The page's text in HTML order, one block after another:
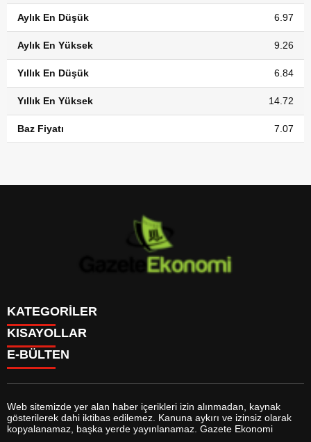
Aylık En Düşük 6.97
Aylık En Yüksek 9.26
Yıllık En Düşük 6.84
Yıllık En Yüksek 14.72
Baz Fiyatı 7.07
KATEGORİLER
GÜNDEM
DÜNYA
SİYASET
MAGAZİN
SAĞLIK
EĞİTİM
YAŞAM
KISAYOLLAR
BURÇLAR
FİKSTÜR
FİRMA EKLE
FİRMA REHBERİ
E-BÜLTEN
gazeteekonomi.com e-bültenine abone olarak, tarafınıza haber,
Web sitemizde yer alan haber içerikleri izin alınmadan, kaynak
gösterilerek dahi iktibas edilemez. Kanuna aykırı ve izinsiz olarak
kopyalanamaz, başka yerde yayınlanamaz. Gazete Ekonomi